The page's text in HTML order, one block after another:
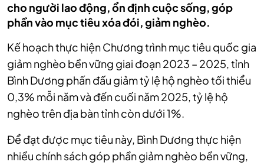
cho người lao động, ổn định cuộc sống, góp
phần vào mục tiêu xóa đói, giảm nghèo.
Kế hoạch thực hiện Chương trình mục tiêu quốc gia
giảm nghèo bền vững giai đoạn 2023 – 2025, tỉnh
Bình Dương phấn đấu giảm tỷ lệ hộ nghèo tối thiểu
0,3% mỗi năm và đến cuối năm 2025, tỷ lệ hộ
nghèo trên địa bàn tỉnh còn dưới 1%.
Để đạt được mục tiêu này, Bình Dương thực hiện
nhiều chính sách góp phần giảm nghèo bền vững,